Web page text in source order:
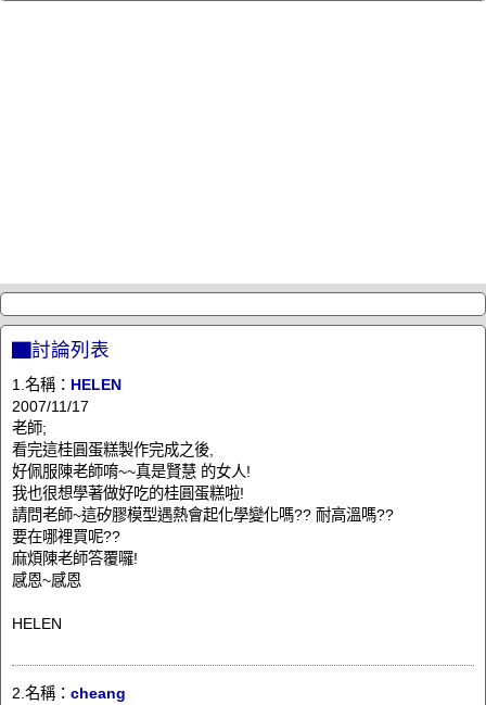
▇討論列表
1.名稱： HELEN
2007/11/17
老師;
看完這桂圓蛋糕製作完成之後,
好佩服陳老師唷~~真是賢慧 的女人!
我也很想學著做好吃的桂圓蛋糕啦!
請問老師~這矽膠模型遇熱會起化學變化嗎?? 耐高溫嗎??
要在哪裡買呢??
麻煩陳老師答覆囉!
感恩~感恩
HELEN
2.名稱： cheang